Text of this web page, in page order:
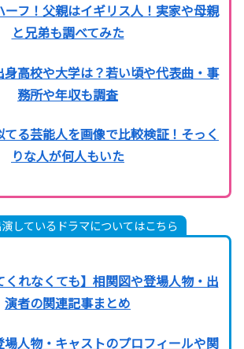
フ！父親はイギリス人！実家や母親
と兄弟も調べてみた
高校や大学は？若い頃や代表曲・事
務所や年収も調査
る芸能人を画像で比較検証！そっく
りな人が何人もいた
しているドラマについてはこちら
くれなくても】相関図や登場人物・出
演者の関連記事まとめ
場人物・キャストのプロフィールや関